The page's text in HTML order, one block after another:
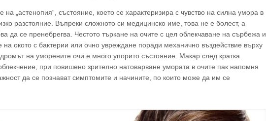
„астенопия“, състояние, което се характеризира с чувство на силна умора в
разстояние. Въпреки сложното си медицинско име, това не е болест, а
да се пренебрегва. Честото търкане на очите с цел облекчаване на сърбежа и
на окото с бактерии или очно увреждане поради механично въздействие върху
на уморените очи е много упорито състояние. Макар след кратка
при повишено зрително натоварване умората в очите пак напомня
да се познават симптомите и начините, по които може да им се